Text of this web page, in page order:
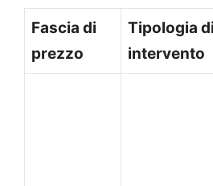
Fascia di
prezzo
Tipologia di
intervento